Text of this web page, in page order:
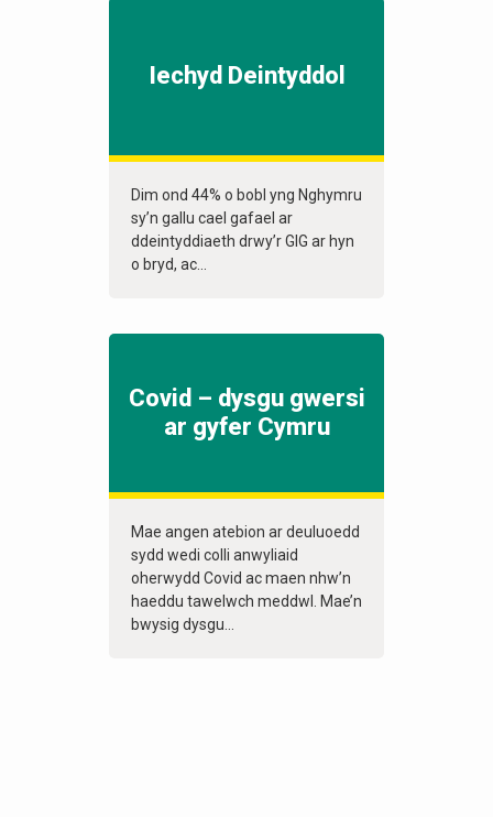
Iechyd Deintyddol
Dim ond 44% o bobl yng Nghymru
sy’n gallu cael gafael ar
ddeintyddiaeth drwy’r GIG ar hyn
o bryd, ac...
Covid – dysgu gwersi
ar gyfer Cymru
Mae angen atebion ar deuluoedd
sydd wedi colli anwyliaid
oherwydd Covid ac maen nhw’n
haeddu tawelwch meddwl. Mae’n
bwysig dysgu...